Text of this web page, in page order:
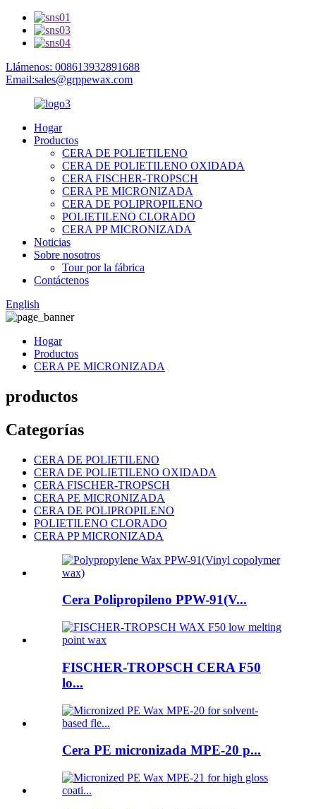
Llámenos: 008613932891688
Email:sales@grppewax.com
Hogar
Productos
CERA DE POLIETILENO
CERA DE POLIETILENO OXIDADA
CERA FISCHER-TROPSCH
CERA PE MICRONIZADA
CERA DE POLIPROPILENO
POLIETILENO CLORADO
CERA PP MICRONIZADA
Noticias
Sobre nosotros
Tour por la fábrica
Contáctenos
English
Hogar
Productos
CERA PE MICRONIZADA
productos
Categorías
CERA DE POLIETILENO
CERA DE POLIETILENO OXIDADA
CERA FISCHER-TROPSCH
CERA PE MICRONIZADA
CERA DE POLIPROPILENO
POLIETILENO CLORADO
CERA PP MICRONIZADA
Cera Polipropileno PPW-91(V...
FISCHER-TROPSCH CERA F50
lo...
Cera PE micronizada MPE-20 p...